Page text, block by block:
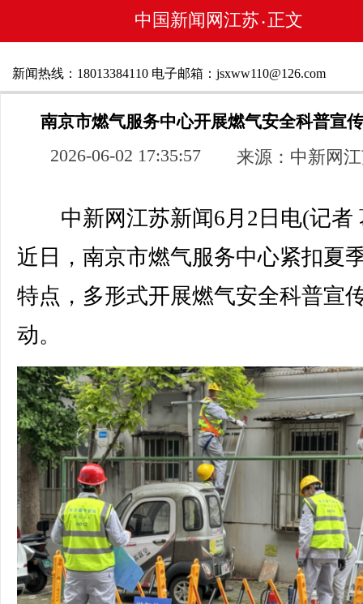
中国新闻网江苏 • 正文
新闻热线：18013384110 电子邮箱：jsxww110@126.com
南京市燃气服务中心开展燃气安全科普宣
2026-06-02 17:35:57 来源：中新网
中新网江苏新闻6月2日电(记者
近日，南京市燃气服务中心紧扣夏
特点，多形式开展燃气安全科普宣
动。